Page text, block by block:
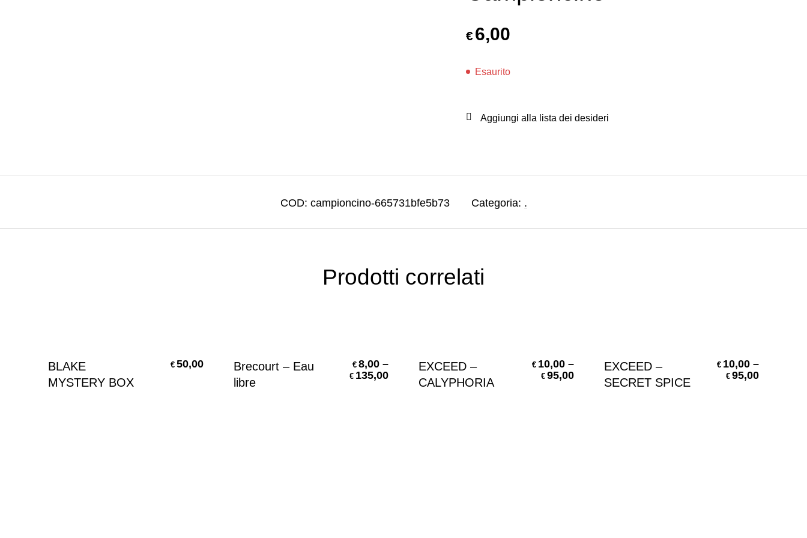
€6,00
Esaurito
Aggiungi alla lista dei desideri
COD: campioncino-665731bfe5b73 Categoria: .
Prodotti correlati
BLAKE
MYSTERY BOX
€ 50,00
Brecourt – Eau
libre
€ 8,00 –
€ 135,00
EXCEED –
CALYPHORIA
€ 10,00–
€ 95,00
EXCEED –
SECRET SPICE
€ 10,00 –
€ 95,00